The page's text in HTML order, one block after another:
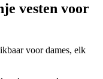
vesten voor
voor dames, elk